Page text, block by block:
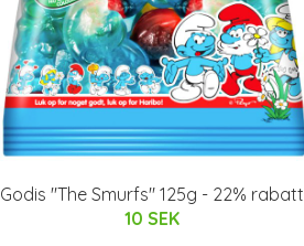
Godis "The Smurfs" 125g - 22% rabatt
10 SEK